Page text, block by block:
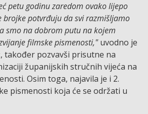
petu godinu zaredom ovako lijepo
brojke potvrđuju da svi razmišljamo
smo na dobrom putu na kojem
filmske pismenosti,"uvodno je
također pozvavši prisutne na
županijskih stručnih vijeća na
Osim toga, najavila je i 2.
pismenosti koja će se održati u